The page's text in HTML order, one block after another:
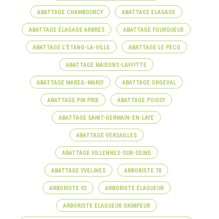
ABATTAGE CHAMBOURCY ABATTAGE ELAGAGE
ABATTAGE ÉLAGAGE ARBRES ABATTAGE FOURQUEUX
ABATTAGE L'ÉTANG-LA-VILLE ABATTAGE LE PECQ
ABATTAGE MAISONS-LAFFITTE
ABATTAGE MAREIL-MARLY ABATTAGE ORGEVAL
ABATTAGE PIN PRIX ABATTAGE POISSY
ABATTAGE SAINT-GERMAIN-EN-LAYE
ABATTAGE VERSAILLES
ABATTAGE VILLENNES-SUR-SEINE
ABATTAGE YVELINES ARBORISTE 78
ARBORISTE 92 ARBORISTE ÉLAGUEUR
ARBORISTE ELAGUEUR GRIMPEUR